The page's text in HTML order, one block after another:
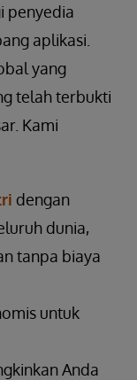
penyedia
aplikasi.
yang
telah terbukti
Kami
dengan
dunia,
tanpa biaya
untuk
Anda